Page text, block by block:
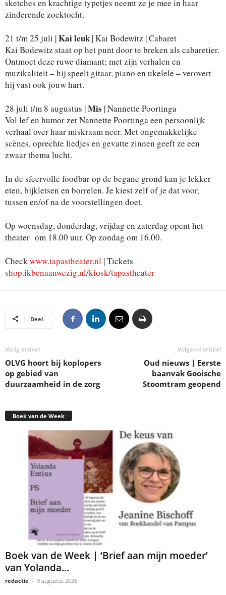
sketches en krachtige typetjes neemt ze je mee in haar
zinderende zoektocht.
21 t/m 25 juli |Kai leuk | Kai Bodewitz | Cabaret
Kai Bodewitz staat op het punt door te breken als cabaretier.
Ontmoet deze ruwe diamant; met zijn verhalen en
muzikaliteit – hij speelt gitaar, piano en ukelele – verovert
hij vast ook jouw hart.
28 juli t/m 8 augustus |Mis | Nannette Poortinga
Vol lef en humor zet Nannette Poortinga een persoonlijk
verhaal over haar miskraam neer. Met ongemakkelijke
scènes, oprechte liedjes en gevatte zinnen geeft ze een
zwaar thema lucht.
In de sfeervolle foodbar op de begane grond kan je lekker
eten, bijkletsen en borrelen. Je kiest zelf of je dat voor,
tussen en/of na de voorstellingen doet.
Op woensdag, donderdag, vrijdag en zaterdag opent het
theater om 18.00 uur. Op zondag om 16.00.
Checkwww.tapastheater.nl | Tickets
shop.ikbenaanwezig.nl/kiosk/tapastheater
Deel
Vorig artikel
OLVG hoort bij koplopers
op gebied van
duurzaamheid in de zorg
Volgend artikel
Oud nieuws | Eerste
baanvak Gooische
Stoomtram geopend
Boek van de Week
Boek van de Week | ‘Brief aan mijn moeder’
van Yolanda...
redactie - 9 augustus 2026